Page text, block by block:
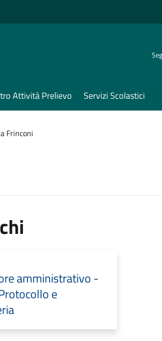
Attività Prelievo Servizi Scolastici
Frinconi
amministrativo -
e